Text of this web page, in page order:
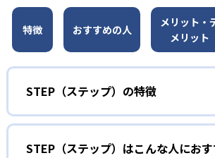
特徴 おすすめの人
メリット・
メリット
STEP（ステップ）の特徴
01
神奈川県の地域に根ざした県立中
STEP（ステップ）はこんな人にお